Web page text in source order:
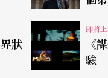
在花園聊天，謝德
short time（短時間
即將
《謀殺
驗